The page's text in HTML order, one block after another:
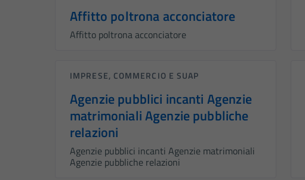
Affitto poltrona acconciatore
Affitto poltrona acconciatore
IMPRESE, COMMERCIO E SUAP
Agenzie pubblici incanti Agenzie
matrimoniali Agenzie pubbliche
relazioni
Agenzie pubblici incanti Agenzie matrimoniali
Agenzie pubbliche relazioni